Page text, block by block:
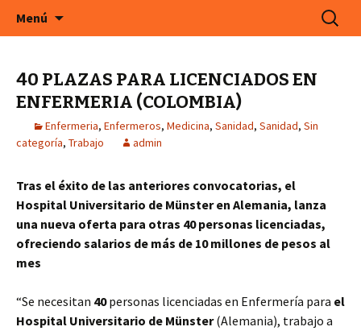
En Cefeco Consulting encontrará ofertas de
trabajo actuales de empresas alemanas
Menú Buscar:
40 PLAZAS PARA LICENCIADOS EN
ENFERMERIA (COLOMBIA)
Enfermeria, Enfermeros, Medicina, Sanidad, Sanidad, Sin
categoría, Trabajo admin
Tras el éxito de las anteriores convocatorias, el
Hospital Universitario de Münster en Alemania, lanza
una nueva oferta para otras 40 personas licenciadas,
ofreciendo salarios de más de 10 millones de pesos al
mes
“Se necesitan 40personas licenciadas en Enfermería para el
Hospital Universitario de Münster(Alemania), trabajo a